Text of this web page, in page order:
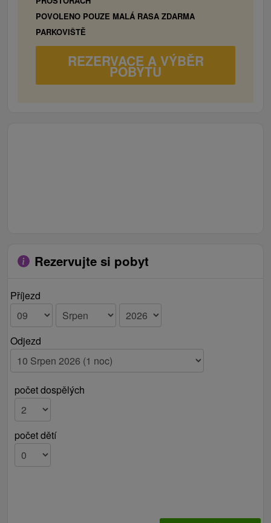
POVOLENO POUZE MALÁ RASA ZDARMA
PARKOVIŠTĚ
REZERVACE A VÝBĚR
POBYTU
Rezervujte si pobyt
Příjezd
Odjezd
počet dospělých
počet dětí